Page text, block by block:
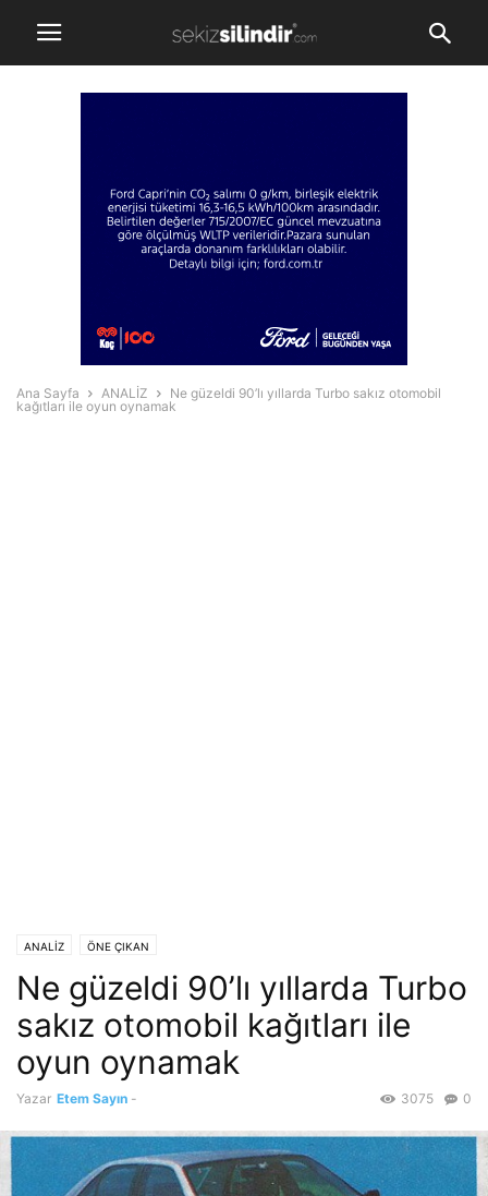
Ana Sayfa ANALİZ
Ne güzeldi 90’lı yıllarda Turbo sakız otomobil
kağıtları ile oyun oynamak
ANALİZ ÖNE ÇIKAN
Ne güzeldi 90’lı yıllarda Turbo
sakız otomobil kağıtları ile
oyun oynamak
Yazar Etem Sayın - 0
3075